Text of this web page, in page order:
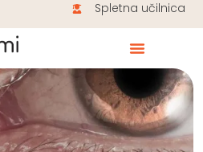
Spletna učilnica